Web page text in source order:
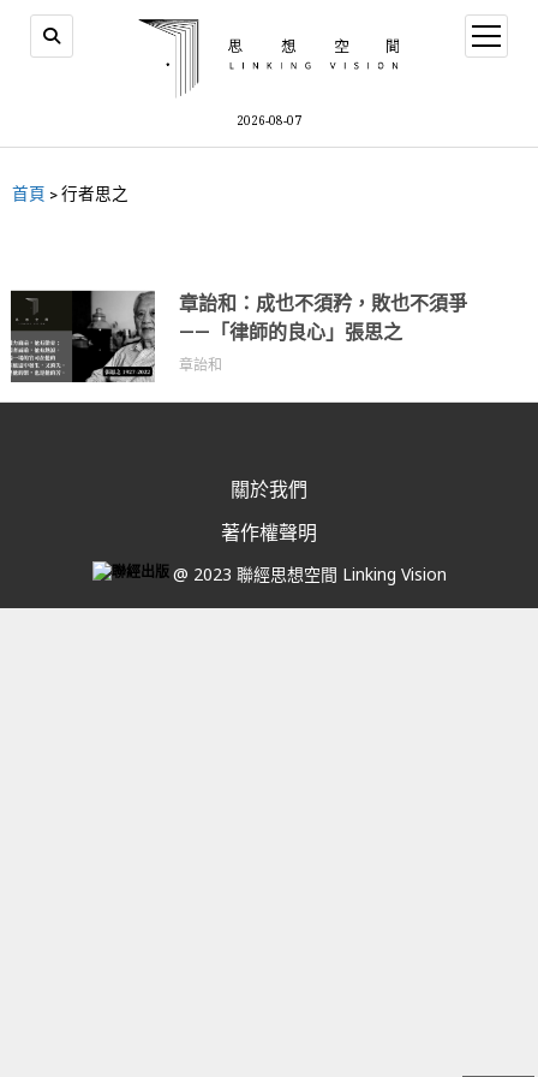
2026-08-07
首頁 >行者思之
章詒和：成也不須矜，敗也不須爭
——「律師的良心」張思之
章詒和
關於我們
著作權聲明
@ 2023 聯經思想空間 Linking Vision